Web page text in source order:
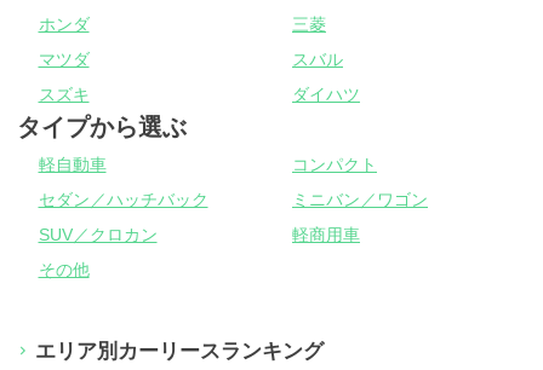
ホンダ
三菱
マツダ
スバル
スズキ
ダイハツ
タイプから選ぶ
軽自動車
コンパクト
セダン／ハッチバック
ミニバン／ワゴン
SUV／クロカン
軽商用車
その他
エリア別カーリースランキング